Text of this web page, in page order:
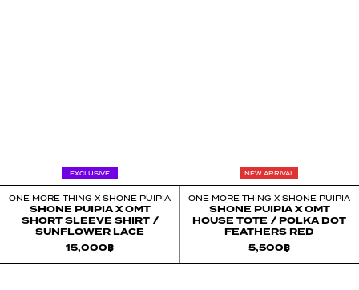
EXCLUSIVE
ONE MORE THING X SHONE PUIPIA
SHONE PUIPIA X OMT
SHORT SLEEVE SHIRT /
SUNFLOWER LACE
15,000฿
NEW ARRIVAL
ONE MORE THING X SHONE PUIPIA
SHONE PUIPIA X OMT
HOUSE TOTE / POLKA DOT
FEATHERS RED
5,500฿